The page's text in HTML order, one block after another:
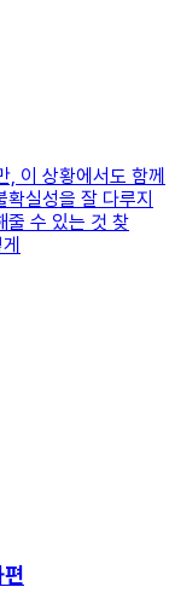
, 이 상황에서도 함께
확실성을 잘 다루지
줄 수 있는 것 찾